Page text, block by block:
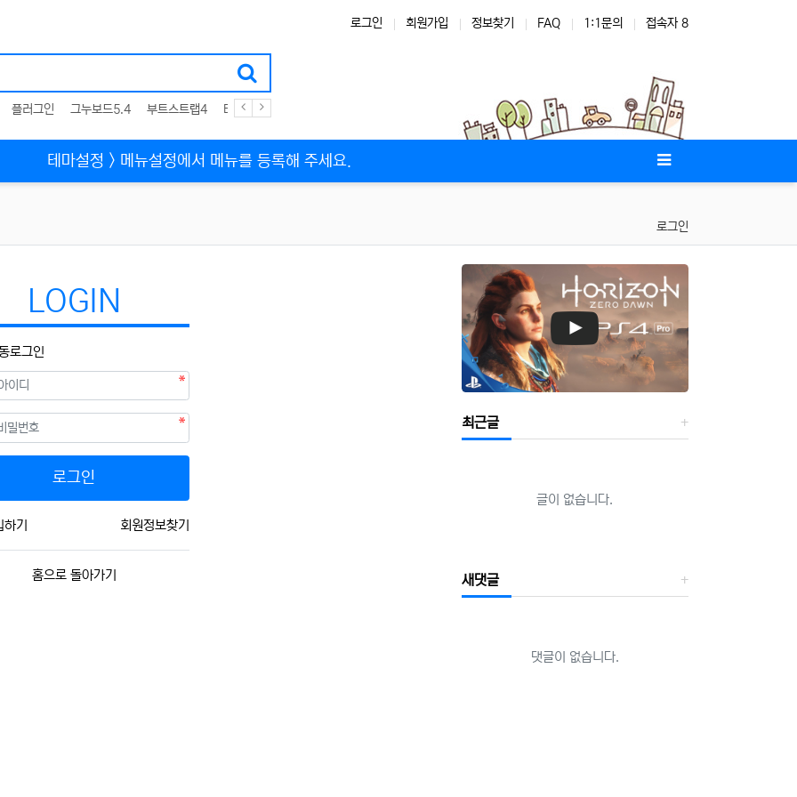
로그인 회원가입 정보찾기 FAQ 1:1문의 접속자 8
플러그인 그누보드5.4 부트스트랩4 테마 스킨
테마설정 > 메뉴설정에서 메뉴를 등록해 주세요.
로그인
LOGIN
로그인
수
필수
로그인
기 회원정보찾기
홈으로 돌아가기
최근글
글이 없습니다.
새댓글
댓글이 없습니다.